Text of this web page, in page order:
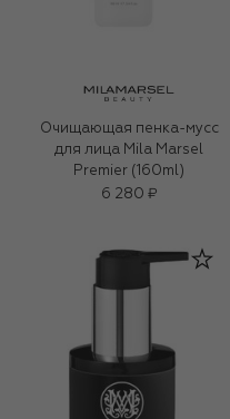
Очищающая пенка-мусс
для лица Mila Marsel
Premier (160ml)
6 280 ₽